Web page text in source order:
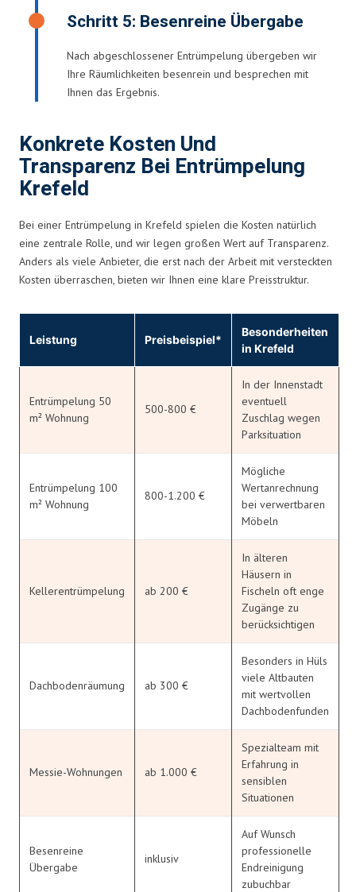
Schritt 5: Besenreine Übergabe
Nach abgeschlossener Entrümpelung übergeben wir
Ihre Räumlichkeiten besenrein und besprechen mit
Ihnen das Ergebnis.
Konkrete Kosten Und
Transparenz Bei Entrümpelung
Krefeld
Bei einer Entrümpelung in Krefeld spielen die Kosten natürlich
eine zentrale Rolle, und wir legen großen Wert auf Transparenz.
Anders als viele Anbieter, die erst nach der Arbeit mit versteckten
Kosten überraschen, bieten wir Ihnen eine klare Preisstruktur.
Leistung Preisbeispiel*
Besonderheiten
in Krefeld
Entrümpelung 50
m² Wohnung
500-800 €
In der Innenstadt
eventuell
Zuschlag wegen
Parksituation
Entrümpelung 100
m² Wohnung
800-1.200 €
Mögliche
Wertanrechnung
bei verwertbaren
Möbeln
Kellerentrümpelung ab 200 €
In älteren
Häusern in
Fischeln oft enge
Zugänge zu
berücksichtigen
Dachbodenräumung ab 300 €
Besonders in Hüls
viele Altbauten
mit wertvollen
Dachbodenfunden
Messie-Wohnungen ab 1.000 €
Spezialteam mit
Erfahrung in
sensiblen
Situationen
Besenreine
Übergabe
inklusiv
Auf Wunsch
professionelle
Endreinigung
zubuchbar